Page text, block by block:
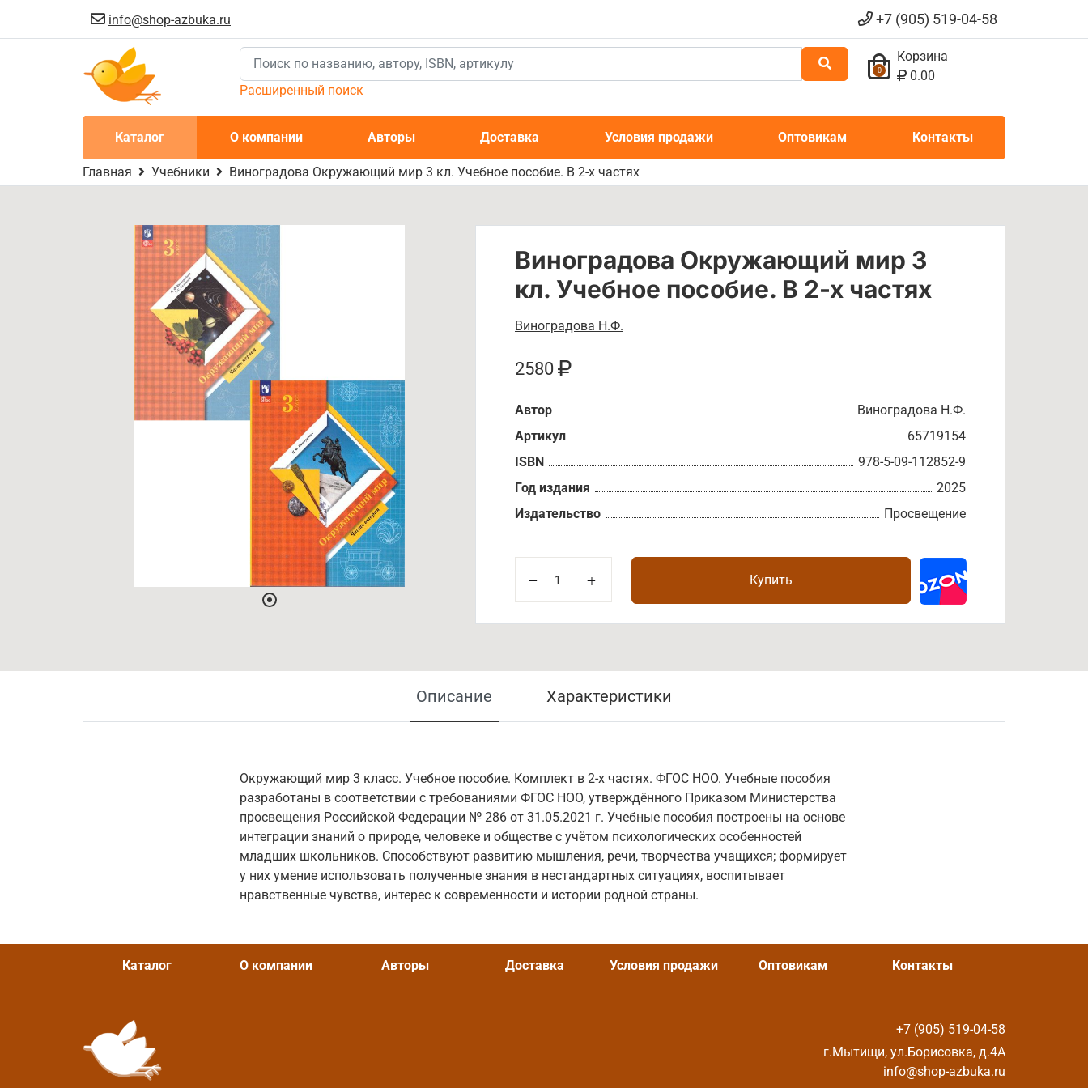
info@shop-azbuka.ru +7 (905) 519-04-58
Расширенный поиск
0
Корзина
0.00
Каталог О компании Авторы Доставка Условия продажи Оптовикам Контакты
Главная Учебники Виноградова Окружающий мир 3 кл. Учебное пособие. В 2-х частях
Виноградова Окружающий мир 3
кл. Учебное пособие. В 2-х частях
Виноградова Н.Ф.
2580
Автор
Виноградова Н.Ф.
Артикул
65719154
ISBN
978-5-09-112852-9
Год издания
2025
Издательство
Просвещение
Купить
Описание Характеристики
Окружающий мир 3 класс. Учебное пособие. Комплект в 2-х частях. ФГОС НОО. Учебные пособия
разработаны в соответствии с требованиями ФГОС НОО, утверждённого Приказом Министерства
просвещения Российской Федерации № 286 от 31.05.2021 г. Учебные пособия построены на основе
интеграции знаний о природе, человеке и обществе с учётом психологических особенностей
младших школьников. Способствуют развитию мышления, речи, творчества учащихся; формирует
у них умение использовать полученные знания в нестандартных ситуациях, воспитывает
нравственные чувства, интерес к современности и истории родной страны.
Каталог О компании Авторы Доставка Условия продажи Оптовикам Контакты
+7 (905) 519-04-58
г.Мытищи, ул.Борисовка, д.4А
info@shop-azbuka.ru